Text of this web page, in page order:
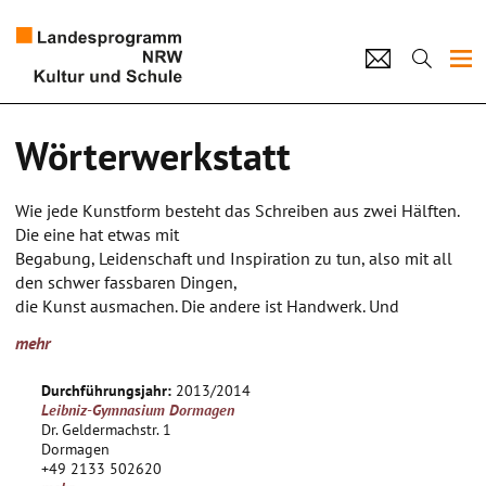
Künstlerpool
Schulen
Kultur und Schule
Wörterwerkstatt
Wie jede Kunstform besteht das Schreiben aus zwei Hälften.
Die eine hat etwas mit
Begabung, Leidenschaft und Inspiration zu tun, also mit all
den schwer fassbaren Dingen,
die Kunst ausmachen. Die andere ist Handwerk. Und
erlernen kann. Wie gestalte ich eine Figur? Wie entwickle ich
erzeuge ich Spannung? Was macht einen guten Dialog aus?
Solche und viele weiteren
Fragen gilt es zu klären, egal ob man eine Fantasy-
Geschichte, ein Drehbuch oder eine
mehr
Durchführungsjahr: 2013/2014
Leibniz-Gymnasium Dormagen
Dr. Geldermachstr. 1
Dormagen
+49 2133 502620